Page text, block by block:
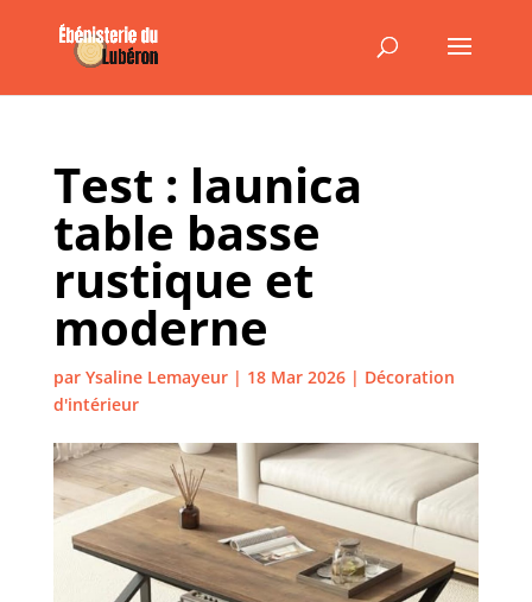
Test : launica
table basse
rustique et
moderne
par Ysaline Lemayeur| 18 Mar 2026| Décoration
d'intérieur